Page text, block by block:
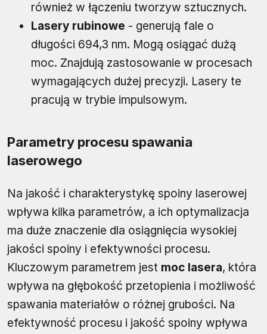
również w łączeniu tworzyw sztucznych.
Lasery rubinowe - generują fale o
długości 694,3 nm. Mogą osiągać dużą
moc. Znajdują zastosowanie w procesach
wymagających dużej precyzji. Lasery te
pracują w trybie impulsowym.
Parametry procesu spawania
laserowego
Na jakość i charakterystykę spoiny laserowej
wpływa kilka parametrów, a ich optymalizacja
ma duże znaczenie dla osiągnięcia wysokiej
jakości spoiny i efektywności procesu.
Kluczowym parametrem jest moc lasera, która
wpływa na głębokość przetopienia i możliwość
spawania materiałów o różnej grubości. Na
efektywność procesu i jakość spoiny wpływa